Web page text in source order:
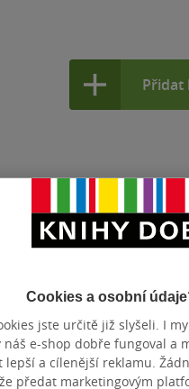
Přidat
Cookies a osobní
jste určitě již slyšeli. I
e-shop dobře fungoval a
lepší a cílenější reklamu.
předat marketingovým